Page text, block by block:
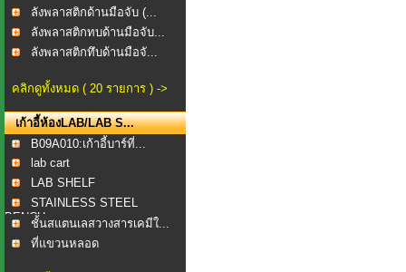
ลังพลาสติกด้านมือจับ (...
ลังพลาสติกทบด้านมือจับ...
ลังพลาสติกทึบด้านมือจั...
คลิกดูทั้งหมด ( 20 รายการ ) ->
เก้าอี้ห้องLAB/LAB S...
B09A010:เก้าอี้บาร์ที่...
lab cart
LAB SHELF
STAINLESS STEEL
BENCHชั้นสแตนเลสวางสารเคมีใ...
ที่แขวนหลอด